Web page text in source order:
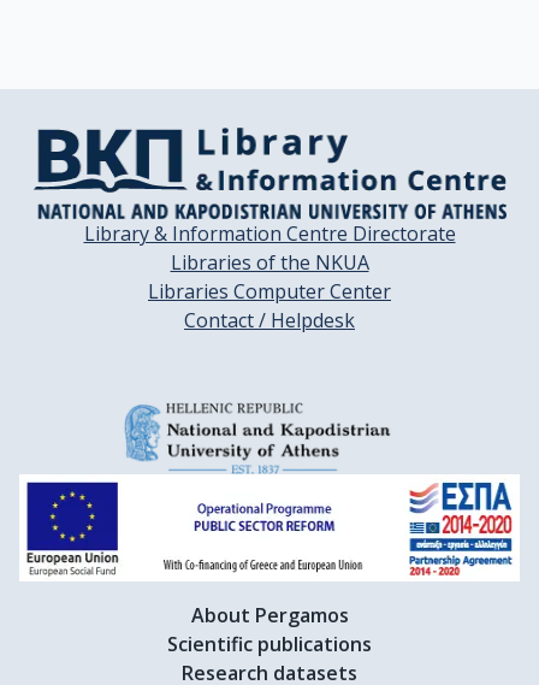
Library & Information Centre Directorate
Libraries of the NKUA
Libraries Computer Center
Contact / Helpdesk
About Pergamos
Scientific publications
Research datasets